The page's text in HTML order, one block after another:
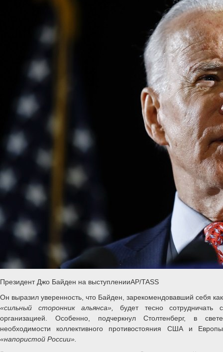
Президент Джо Байден на выступленииAP/TASS
Он выразил уверенность, что Байден, зарекомендовавший себя как
«сильный сторонник альянса»,
будет тесно сотрудничать с
организацией. Особенно, подчеркнул Столтенберг, в свете
необходимости коллективного противостояния США и Европы
«напористой России».